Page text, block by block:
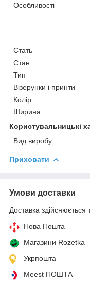
Особливості
Стать
Стан
Тип
Візерунки і принти
Колір
Ширина
Користувальницькі
Вид виробу
Приховати
Умови доставки
Доставка здійснюється
Нова Пошта
Магазини Rozetka
Укрпошта
Meest ПОШТА